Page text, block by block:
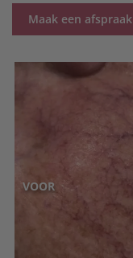
Maak een afspraak
VOOR